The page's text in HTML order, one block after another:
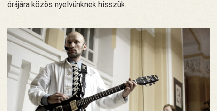
órájára közös nyelvünknek hisszük.